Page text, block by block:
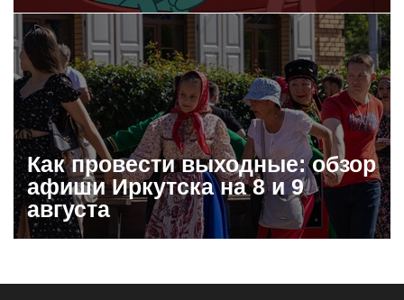
Как провести выходные: обзор
афиши Иркутска на 8 и 9
августа